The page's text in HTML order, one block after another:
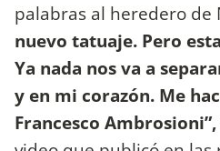
palabras al heredero de
nuevo tatuaje. Pero
Ya nada nos va a
y en mi corazón. Me
Francesco Ambrosioni”,